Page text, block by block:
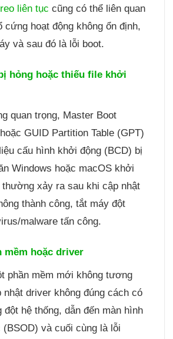
liên tục cũng có thể liên quan
cứng hoạt động không ổn định,
và sau đó là lỗi boot.
hỏng hoặc thiếu file khởi
quan trọng, Master Boot
GUID Partition Table (GPT)
cấu hình khởi động (BCD) bị
Windows hoặc macOS khởi
xảy ra sau khi cập nhật
thành công, tắt máy đột
malware tấn công.
mềm hoặc driver
phần mềm mới không tương
driver không đúng cách có
đột hệ thống, dẫn đến màn hình
và cuối cùng là lỗi